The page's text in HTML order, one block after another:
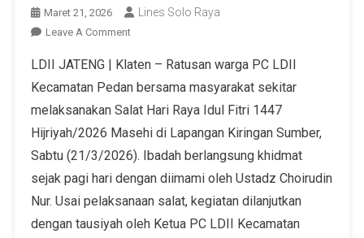
Maret 21, 2026 Lines Solo Raya
Leave A Comment
LDII JATENG | Klaten – Ratusan warga PC LDII
Kecamatan Pedan bersama masyarakat sekitar
melaksanakan Salat Hari Raya Idul Fitri 1447
Hijriyah/2026 Masehi di Lapangan Kiringan Sumber,
Sabtu (21/3/2026). Ibadah berlangsung khidmat
sejak pagi hari dengan diimami oleh Ustadz Choirudin
Nur. Usai pelaksanaan salat, kegiatan dilanjutkan
dengan tausiyah oleh Ketua PC LDII Kecamatan